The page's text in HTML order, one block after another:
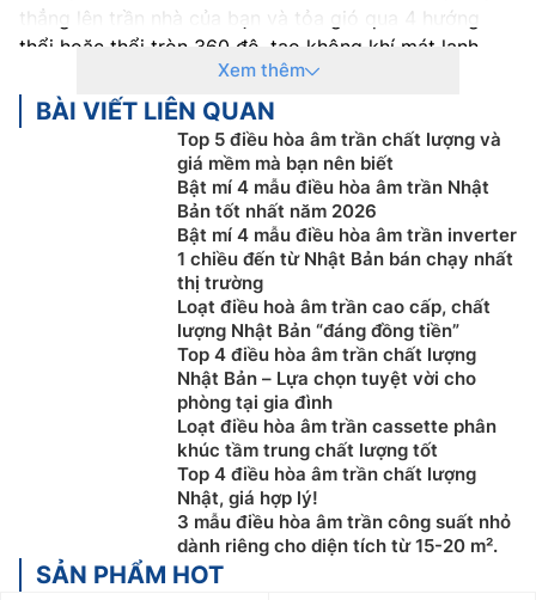
thẳng lên trần nhà của bạn và tỏa gió qua 4 hướng
thổi hoặc thổi tròn 360 độ, tạo không khí mát lạnh
Hiện nay, không khó để bắt gặp những chiếc
được trang bị ở những nơi có không gian rộng
lớn như là văn phòng làm việc, cửa hàng tiện lợi, siêu
Cấu tạo và nguyên lý hoạt động của điều hòa âm
Cấu tạo của Điều Hòa Âm Trần Toshiba: Điều Hòa Âm
Trần Toshiba bao gồm 2 bộ phận như những chiếc
khác đó là dàn nóng và dàn lạnh. Ngoài ra,
máy lạnh âm trần còn có các bộ phận, phụ kiện đi
kèm như: dây điện, ống dẫn gas và dây điện động lực.
Cấu tạo và Công dụng của dàn lạnh Điều Hòa Âm
Là loại ống đồng cánh nhôm và được trang bị quạt
ly tâm, có chức năng trao đổi nhiệt và được đặt
Xem thêm
BÀI VIẾT LIÊN QUAN
Top 5 điều hòa âm trần chất lượng và
giá mềm mà bạn nên biết
Bật mí 4 mẫu điều hòa âm trần Nhật
Bản tốt nhất năm 2026
Bật mí 4 mẫu điều hòa âm trần inverter
1 chiều đến từ Nhật Bản bán chạy nhất
thị trường
Loạt điều hoà âm trần cao cấp, chất
lượng Nhật Bản “đáng đồng tiền”
Top 4 điều hòa âm trần chất lượng
Nhật Bản – Lựa chọn tuyệt vời cho
phòng tại gia đình
Loạt điều hòa âm trần cassette phân
khúc tầm trung chất lượng tốt
Top 4 điều hòa âm trần chất lượng
Nhật, giá hợp lý!
3 mẫu điều hòa âm trần công suất nhỏ
dành riêng cho diện tích từ 15-20 m².
SẢN PHẨM HOT